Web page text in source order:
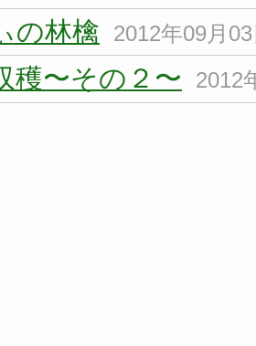
の林檎 2012年09月
穫〜その２〜 2012